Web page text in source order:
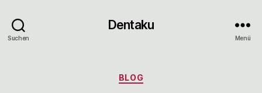
Suchen
Dentaku
Menü
Kategorien
BLOG